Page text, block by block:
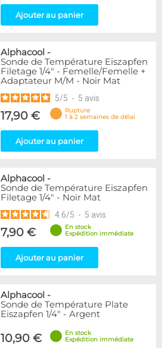
Ajouter au panier
Alphacool -
Sonde de Température Eiszapfen
Filetage 1/4" - Femelle/Femelle +
Adaptateur M/M - Noir Mat
5/5 - 5 avis
17,90 €
Rupture
1 à 2 semaines de délai
Ajouter au panier
Alphacool -
Sonde de Température Eiszapfen
Filetage 1/4" - Noir Mat
4.6/5 - 5 avis
7,90 €
En stock
Expédition immédiate
Ajouter au panier
Alphacool -
Sonde de Température Plate
Eiszapfen 1/4" - Argent
10,90 €
En stock
Expédition immédiate